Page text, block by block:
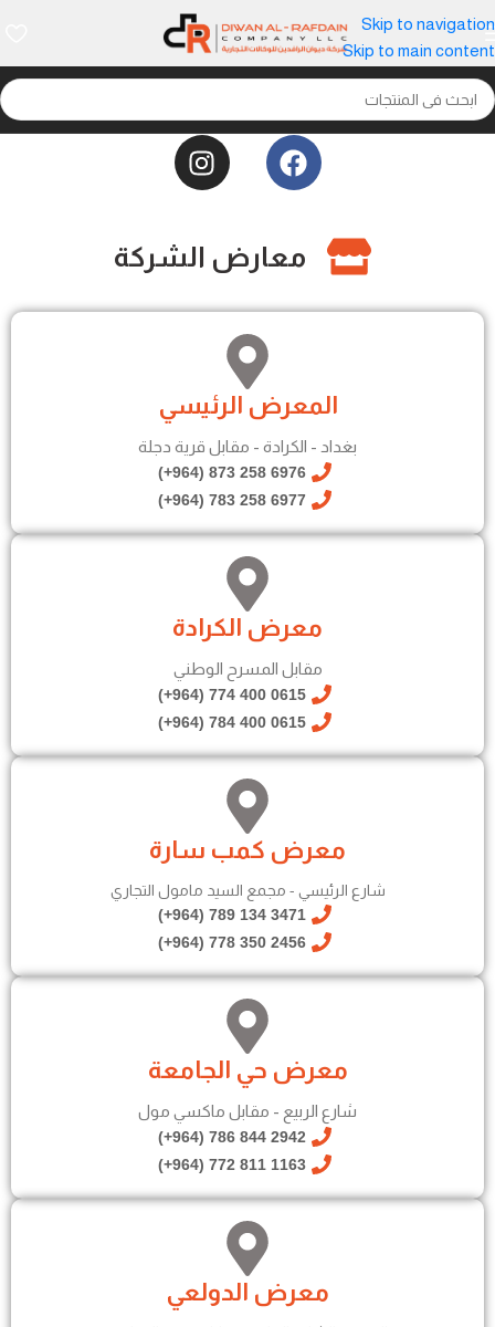
Skip to navigation
Skip to main content
معارض الشركة
المعرض الرئيسي
بغداد - الكرادة - مقابل قرية دجلة
6976 258 873 (964+)
6977 258 783 (964+)
معرض الكرادة
مقابل المسرح الوطني
0615 400 774 (964+)
0615 400 784 (964+)
معرض كمب سارة
شارع الرئيسي - مجمع السيد مامول التجاري
3471 134 789 (964+)
2456 350 778 (964+)
معرض حي الجامعة
شارع الربيع - مقابل ماكسي مول
2942 844 786 (964+)
1163 811 772 (964+)
معرض الدولعي